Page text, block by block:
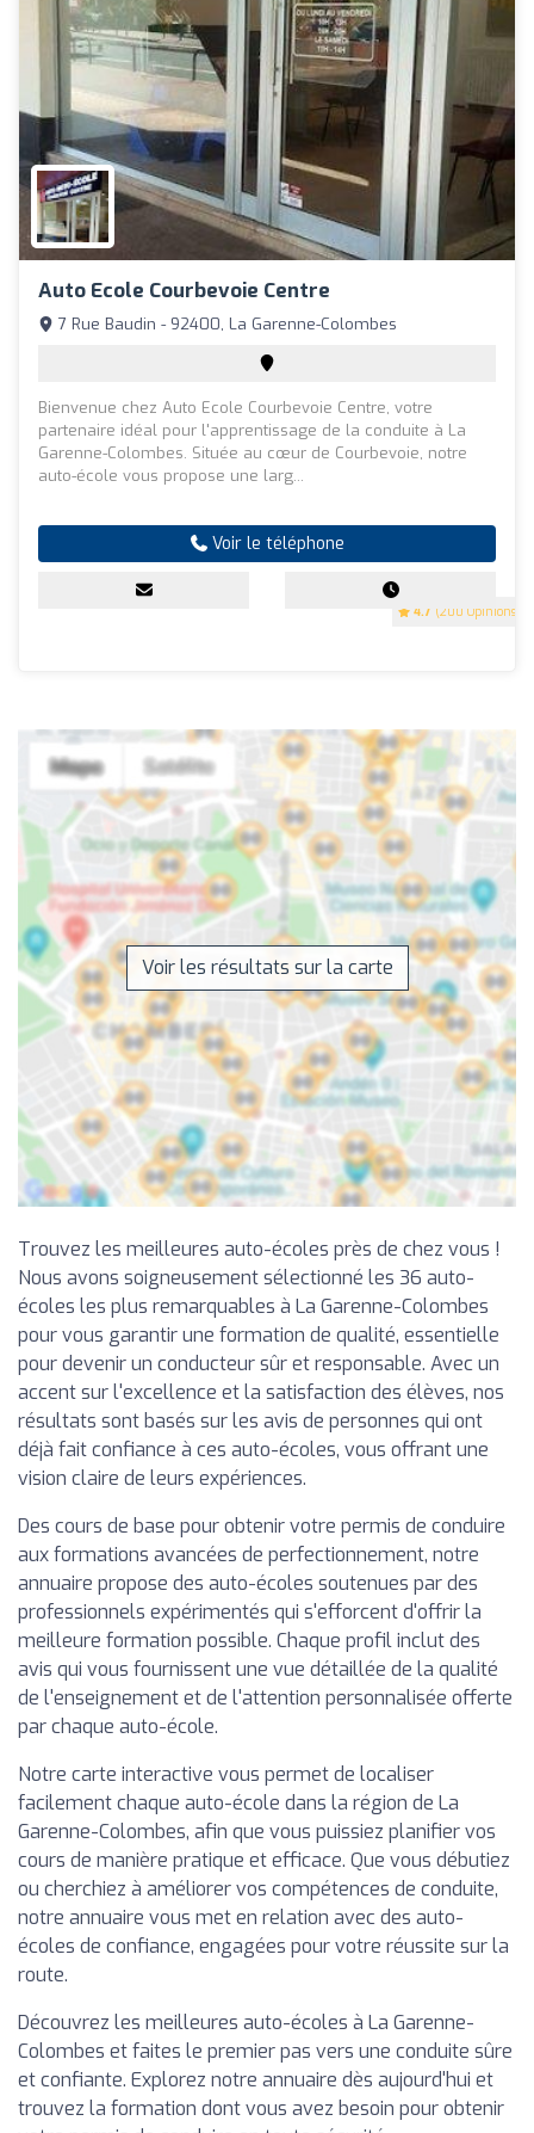
Auto Ecole Courbevoie Centre
4.7 (200 Opinions)
7 Rue Baudin - 92400, La Garenne-Colombes
Bienvenue chez Auto Ecole Courbevoie Centre, votre
partenaire idéal pour l'apprentissage de la conduite à La
Garenne-Colombes. Située au cœur de Courbevoie, notre
auto-école vous propose une larg...
Voir le téléphone
Voir les résultats sur la carte
Trouvez les meilleures auto-écoles près de chez vous !
Nous avons soigneusement sélectionné les 36 auto-
écoles les plus remarquables à La Garenne-Colombes
pour vous garantir une formation de qualité, essentielle
pour devenir un conducteur sûr et responsable. Avec un
accent sur l'excellence et la satisfaction des élèves, nos
résultats sont basés sur les avis de personnes qui ont
déjà fait confiance à ces auto-écoles, vous offrant une
vision claire de leurs expériences.
Des cours de base pour obtenir votre permis de conduire
aux formations avancées de perfectionnement, notre
annuaire propose des auto-écoles soutenues par des
professionnels expérimentés qui s'efforcent d'offrir la
meilleure formation possible. Chaque profil inclut des
avis qui vous fournissent une vue détaillée de la qualité
de l'enseignement et de l'attention personnalisée offerte
par chaque auto-école.
Notre carte interactive vous permet de localiser
facilement chaque auto-école dans la région de La
Garenne-Colombes, afin que vous puissiez planifier vos
cours de manière pratique et efficace. Que vous débutiez
ou cherchiez à améliorer vos compétences de conduite,
notre annuaire vous met en relation avec des auto-
écoles de confiance, engagées pour votre réussite sur la
route.
Découvrez les meilleures auto-écoles à La Garenne-
Colombes et faites le premier pas vers une conduite sûre
et confiante. Explorez notre annuaire dès aujourd'hui et
trouvez la formation dont vous avez besoin pour obtenir